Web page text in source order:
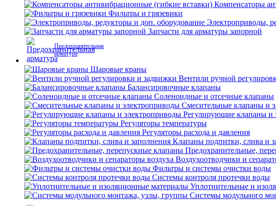
Компенсаторы
Фильтры и грязевики
Электроприводы,
Запчасти для арматуры запорной
Предохранительная
арматура
Шаровые краны
Вентили ручной
Балансировочные клапаны
Соленоидные и отсечные клапаны
Смесительные клапаны и
Регулирующие клапаны и
Регуляторы температуры
Регуляторы расхода и давления
Клапаны подпитки, слива и
Предохранительные,
Воздухоотводчики и
Фильтры и системы очистки воды
Системы контроля протечки воды
Уплотнительные и
Системы модульного